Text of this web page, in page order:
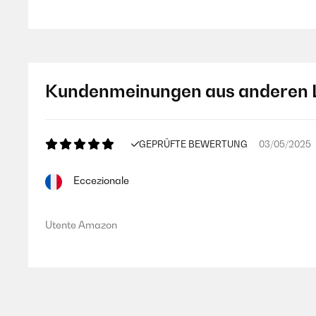
Kundenmeinungen aus anderen
GEPRÜFTE BEWERTUNG 03/05/2025
Eccezionale
Utente Amazon